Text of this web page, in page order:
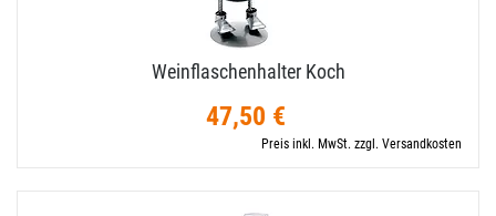
Weinflaschenhalter Koch
47,50 €
Preis inkl. MwSt. zzgl. Versandkosten